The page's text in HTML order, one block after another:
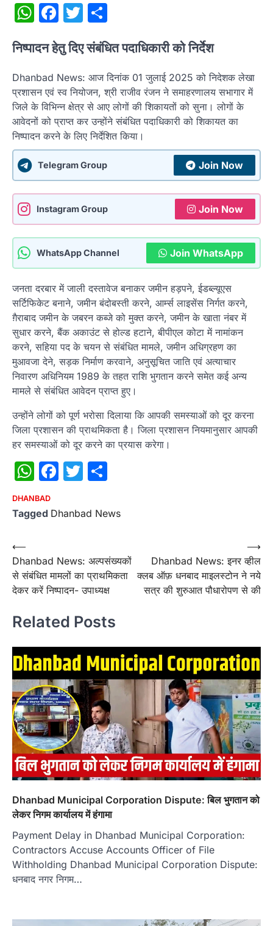
WhatsApp
Facebook
Twitter
निष्पादन हेतु दिए संबंधित पदाधिकारी को निर्देश
Dhanbad News: आज दिनांक 01 जुलाई 2025 को निदेशक लेखा
प्रशासन एवं स्व नियोजन, श्री राजीव रंजन ने समाहरणालय सभागार में
जिले के विभिन्न क्षेत्र से आए लोगों की शिकायतों को सुना। लोगों के
आवेदनों को प्राप्त कर उन्होंने संबंधित पदाधिकारी को शिकायत का
निष्पादन करने के लिए निर्देशित किया।
Telegram Group Join Now
Instagram Group Join Now
WhatsApp Channel Join WhatsApp
जनता दरबार में जाली दस्तावेज बनाकर जमीन हड़पने, ईडब्ल्यूएस
सर्टिफिकेट बनाने, जमीन बंदोबस्ती करने, आर्म्स लाइसेंस निर्गत करने,
ग़ैराबाद जमीन के जबरन कब्जे को मुक्त करने, जमीन के खाता नंबर में
सुधार करने, बैंक अकाउंट से होल्ड हटाने, बीपीएल कोटा में नामांकन
करने, सहिया पद के चयन से संबंधित मामले, जमीन अधिग्रहण का
मुआवजा देने, सड़क निर्माण करवाने, अनुसूचित जाति एवं अत्याचार
निवारण अधिनियम 1989 के तहत राशि भुगतान करने समेत कई अन्य
मामले से संबंधित आवेदन प्राप्त हुए।
उन्होंने लोगों को पूर्ण भरोसा दिलाया कि आपकी समस्याओं को दूर करना
जिला प्रशासन की प्राथमिकता है। जिला प्रशासन नियमानुसार आपकी
हर समस्याओं को दूर करने का प्रयास करेगा।
WhatsApp
Facebook
Twitter
DHANBAD
Tagged Dhanbad News
Post
navigation
⟵
Dhanbad News: अल्पसंख्यकों
से संबंधित मामलों का प्राथमिकता
देकर करें निष्पादन- उपाध्यक्ष
Dhanbad News: इनर व्हील
क्लब ऑफ़ धनबाद माइलस्टोन ने नये
सत्र की शुरुआत पौधारोपण से की
⟶
Related Posts
Dhanbad Municipal Corporation Dispute: बिल भुगतान को
लेकर निगम कार्यालय में हंगामा
Payment Delay in Dhanbad Municipal Corporation:
Contractors Accuse Accounts Officer of File
Withholding Dhanbad Municipal Corporation Dispute:
धनबाद नगर निगम…